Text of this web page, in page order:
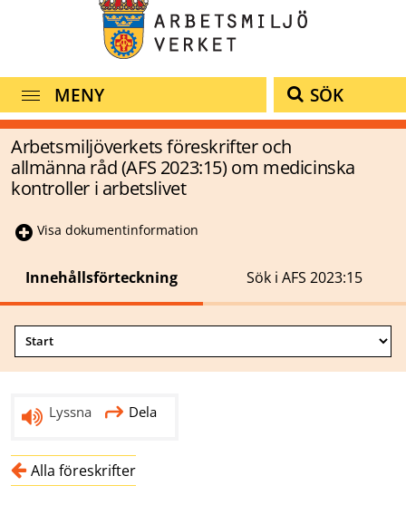
MENY SÖK
Arbetsmiljöverkets föreskrifter och
allmänna råd (AFS 2023:15) om medicinska
kontroller i arbetslivet
Visa dokumentinformation
Innehållsförteckning Sök i AFS 2023:15
Lyssna Dela
Alla föreskrifter